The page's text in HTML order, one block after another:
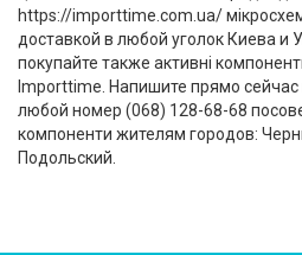
https://importtime.com.ua/
доставкой в любой уголок Киева и
покупайте также активні
Importtime. Напишите прямо
любой номер (‎068) 128-68-68
компоненти жителям городов:
Подольский.